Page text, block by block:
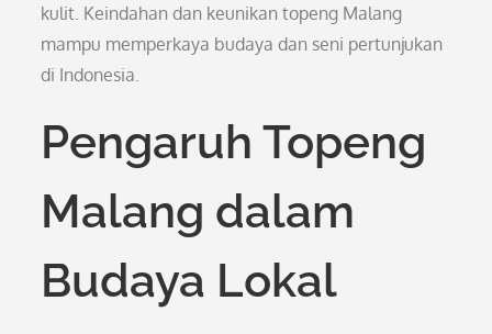
kulit. Keindahan dan keunikan topeng Malang
mampu memperkaya budaya dan seni pertunjukan
di Indonesia.
Pengaruh Topeng
Malang dalam
Budaya Lokal